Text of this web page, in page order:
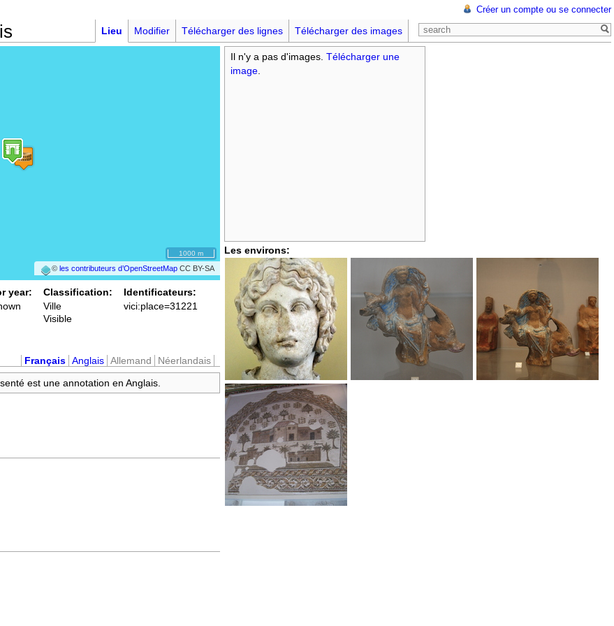
Créer un compte ou se connecter
Lieu Modifier Télécharger des lignes Télécharger des images
©les contributeurs d’OpenStreetMap CC BY-SA
1000 m
Il n'y a pas d'images. Télécharger une
image
Les environs:
year:
Classification:
Ville
Visible
Identificateurs:
vici:place=31221
Français Anglais Allemand
Néerlandais
est une annotation en Anglais.